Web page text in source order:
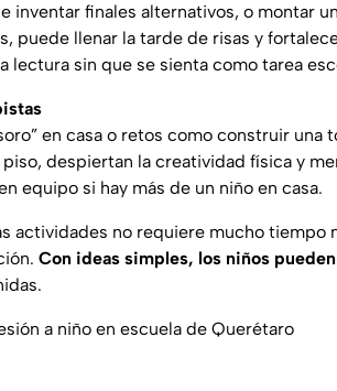
inventar finales alternativos, o montar
puede llenar la tarde de risas y
lectura sin que se sienta como tarea
en casa o retos como construir una
despiertan la creatividad física y
equipo si hay más de un niño en casa.
actividades no requiere mucho tiempo
Con ideas simples, los niños
a niño en escuela de Querétaro